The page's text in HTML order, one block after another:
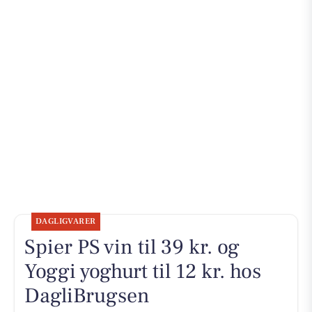
DAGLIGVARER
Spier PS vin til 39 kr. og
Yoggi yoghurt til 12 kr. hos
DagliBrugsen